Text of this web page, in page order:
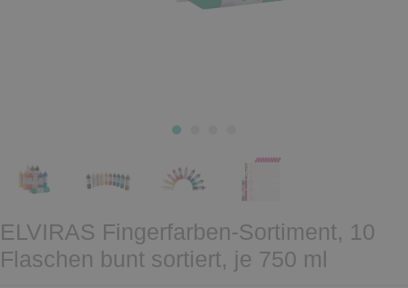
ELVIRAS Fingerfarben-Sortiment, 10
Flaschen bunt sortiert, je 750 ml